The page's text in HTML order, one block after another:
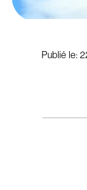
Publié le: